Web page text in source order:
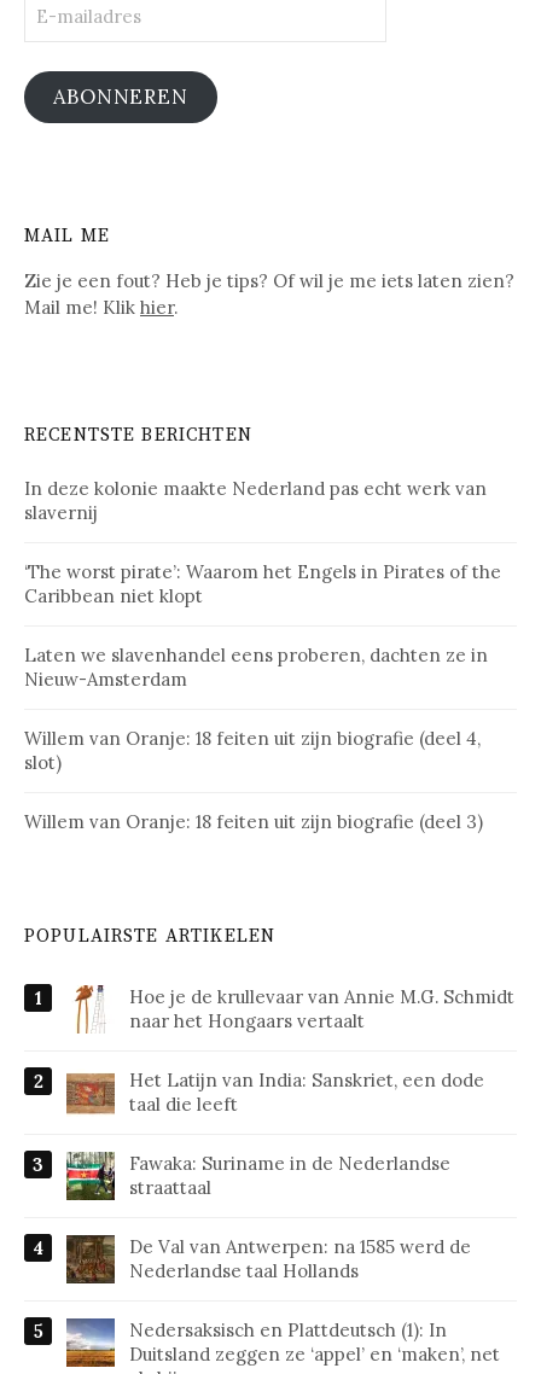
mailadres
ABONNEREN
MAIL ME
Zie je een fout? Heb je tips? Of wil je me iets laten zien?
Mail me! Klik hier.
RECENTSTE BERICHTEN
In deze kolonie maakte Nederland pas echt werk van
slavernij
‘The worst pirate’: Waarom het Engels in Pirates of the
Caribbean niet klopt
Laten we slavenhandel eens proberen, dachten ze in
Nieuw-Amsterdam
Willem van Oranje: 18 feiten uit zijn biografie (deel 4,
slot)
Willem van Oranje: 18 feiten uit zijn biografie (deel 3)
POPULAIRSTE ARTIKELEN
Hoe je de krullevaar van Annie M.G. Schmidt
naar het Hongaars vertaalt
Het Latijn van India: Sanskriet, een dode
taal die leeft
Fawaka: Suriname in de Nederlandse
straattaal
De Val van Antwerpen: na 1585 werd de
Nederlandse taal Hollands
Nedersaksisch en Plattdeutsch (1): In
Duitsland zeggen ze ‘appel’ en ‘maken’, net